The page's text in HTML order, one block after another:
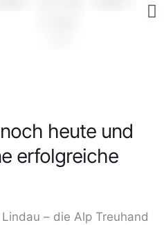
heute und
erfolgreiche
– die Alp Treuhand